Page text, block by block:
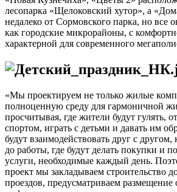
лесопарка «Щелоковский хутор», а
недалеко от Сормовского парка, но все
как городские микрорайоны, с
характерной для современного
«Мы проектируем не только жилые
полноценную среду для гармоничной
просчитывая, где жители будут гулять,
спортом, играть с детьми и давать им
будут взаимодействовать друг с другом,
до работы, где будут делать покупки и
услуги, необходимые каждый день.
проект мы закладываем строительство
проездов, предусматриваем размещение